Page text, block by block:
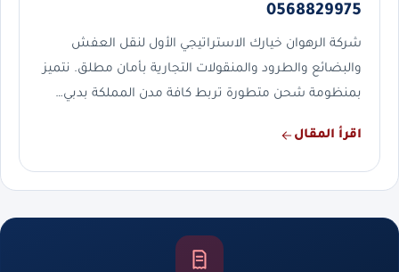
0568829975
شركة الرهوان خيارك الاستراتيجي الأول لنقل العفش
والبضائع والطرود والمنقولات التجارية بأمان مطلق. نتميز
بمنظومة شحن متطورة تربط كافة مدن المملكة بدبي…
اقرأ المقال